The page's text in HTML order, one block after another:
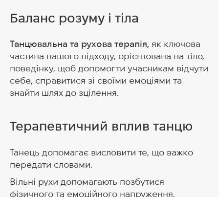
Баланс розуму і тіла
Танцювальна та рухова терапія, як ключова
частина нашого підходу, орієнтована на тіло,
поведінку, щоб допомогти учасникам відчути
себе, справитися зі своїми емоціями та
знайти шлях до зцілення.
Терапевтичний вплив танцю
Танець допомагає висловити те, що важко
передати словами.
Вільні рухи допомагають позбутися
фізичного та емоційного напруження,